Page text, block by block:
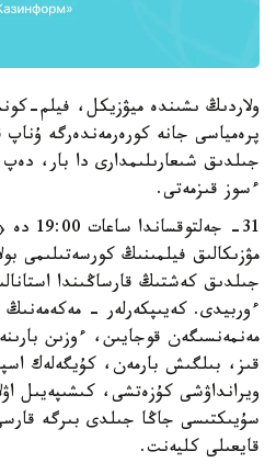
ولاردىڭ ىشىندە ميۋزيكل، فيلم-
پرەمياسى جانە كورەرمەندەرگە ۇناپ
جىلدىق شىعارىلىمدارى دا بار، دەپ
ءسوز قىزمەتى.
31-
مۋزىكالىق فيلمىنىڭ كورسەتىلىمى
جىلدىق كەشتىڭ قارساڭىندا
ءوربيدى. كەيىپكەرلەر - مەكەمەنىڭ
مەنمەنسىگەن قوجايىن، ءوزىن
قىز، بىلگىش بارمەن، كۇيگەلەك
ويرانداۋشى كۇزەتشى، كىشىپەيىل
سۇيىكتىسى جاڭا جىلدى بىرگە
قايعىلى كليەنت.